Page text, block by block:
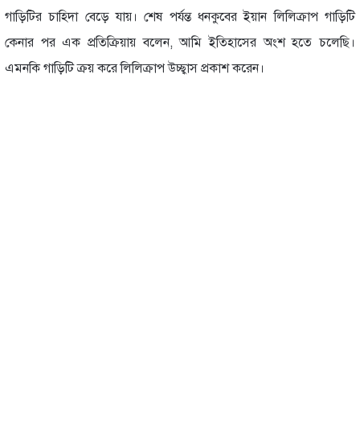
গাড়িটির চাহিদা বেড়ে যায়। শেষ পর্যন্ত ধনকুবের ইয়ান লিলিক্রাপ গাড়িটি
কেনার পর এক প্রতিক্রিয়ায় বলেন, আমি ইতিহাসের অংশ হতে চলেছি।
এমনকি গাড়িটি ক্রয় করে লিলিক্রাপ উচ্ছ্বাস প্রকাশ করেন।